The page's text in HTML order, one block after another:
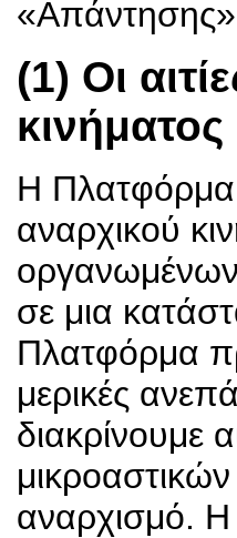
«Απάντησης»
(1) Οι
κινήματος
Η Πλατφόρμα
αναρχικού
οργανωμένων
σε μια
Πλατφόρμα
μερικές
διακρίνουμε
αναρχισμό. Η